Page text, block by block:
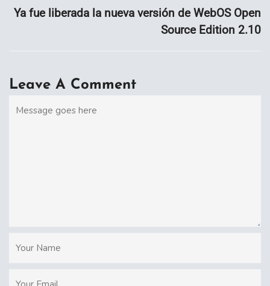
Ya fue liberada la nueva versión de WebOS Open
Source Edition 2.10
Leave A Comment